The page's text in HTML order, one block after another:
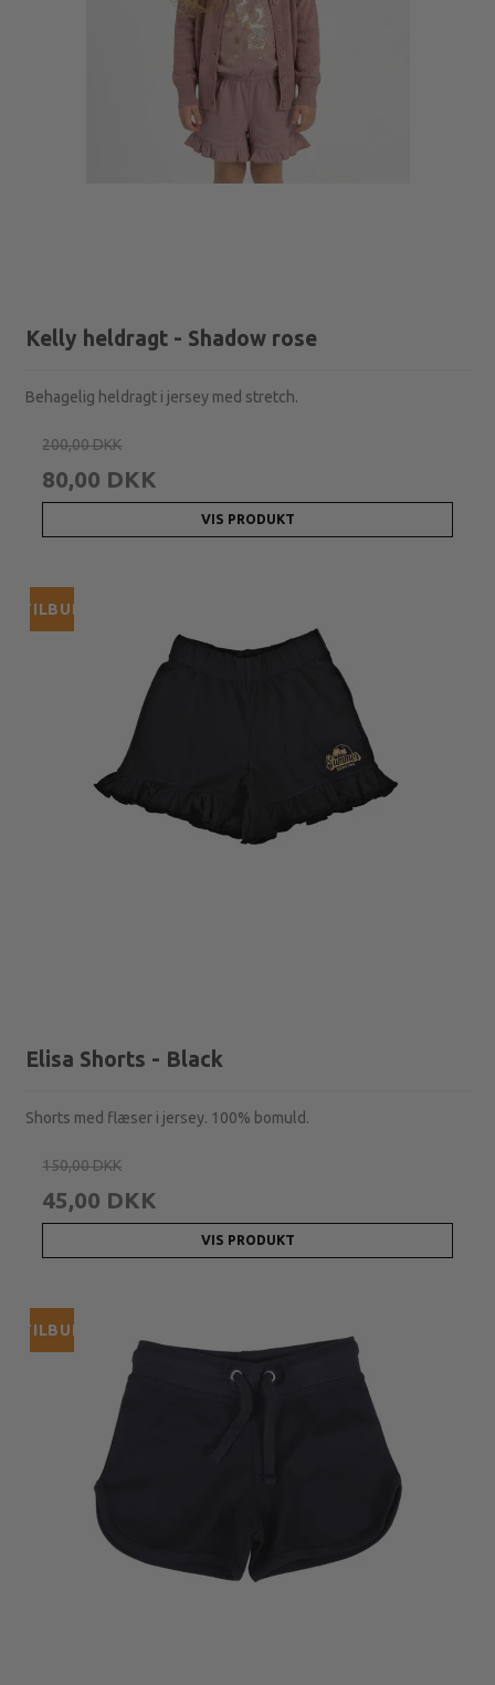
Kelly heldragt - Shadow rose
Behagelig heldragt i jersey med stretch.
200,00 DKK
80,00 DKK
VIS PRODUKT
TILBUD
Elisa Shorts - Black
Shorts med flæser i jersey. 100% bomuld.
150,00 DKK
45,00 DKK
VIS PRODUKT
TILBUD